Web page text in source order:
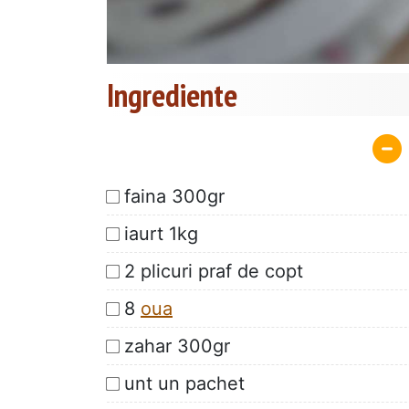
Ingrediente
faina 300gr
iaurt 1kg
2 plicuri praf de copt
8 oua
zahar 300gr
unt un pachet